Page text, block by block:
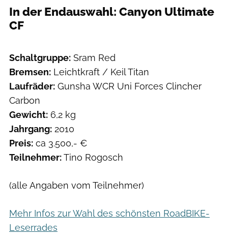
In der Endauswahl: Canyon Ultimate
CF
Schaltgruppe: Sram Red
Bremsen: Leichtkraft / Keil Titan
Laufräder: Gunsha WCR Uni Forces Clincher
Carbon
Gewicht: 6,2 kg
Jahrgang: 2010
Preis: ca 3.500,- €
Teilnehmer:Tino Rogosch
(alle Angaben vom Teilnehmer)
Mehr Infos zur Wahl des schönsten RoadBIKE-
Leserrades